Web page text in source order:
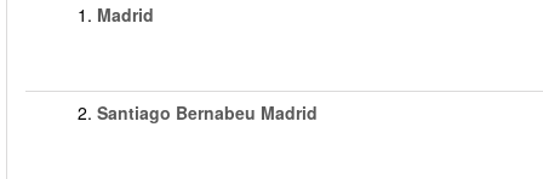
1. Madrid
2. Santiago Bernabeu Madrid